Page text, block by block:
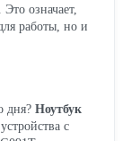
означает,
работы, но и
дня? Ноутбук
с